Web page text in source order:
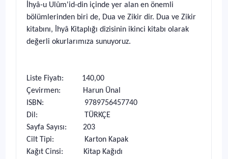
İhyâ-u Ulûm'id-din içinde yer alan en önemli
bölümlerinden biri de, Dua ve Zikir dir. Dua ve Zikir
kitabını, İhyâ Kitaplığı dizisinin ikinci kitabı olarak
değerli okurlarımıza sunuyoruz.
Liste Fiyatı: 140,00
Çevirmen: Harun Ünal
ISBN: 9789756457740
Dil: TÜRKÇE
Sayfa Sayısı: 203
Cilt Tipi: Karton Kapak
Kağıt Cinsi: Kitap Kağıdı